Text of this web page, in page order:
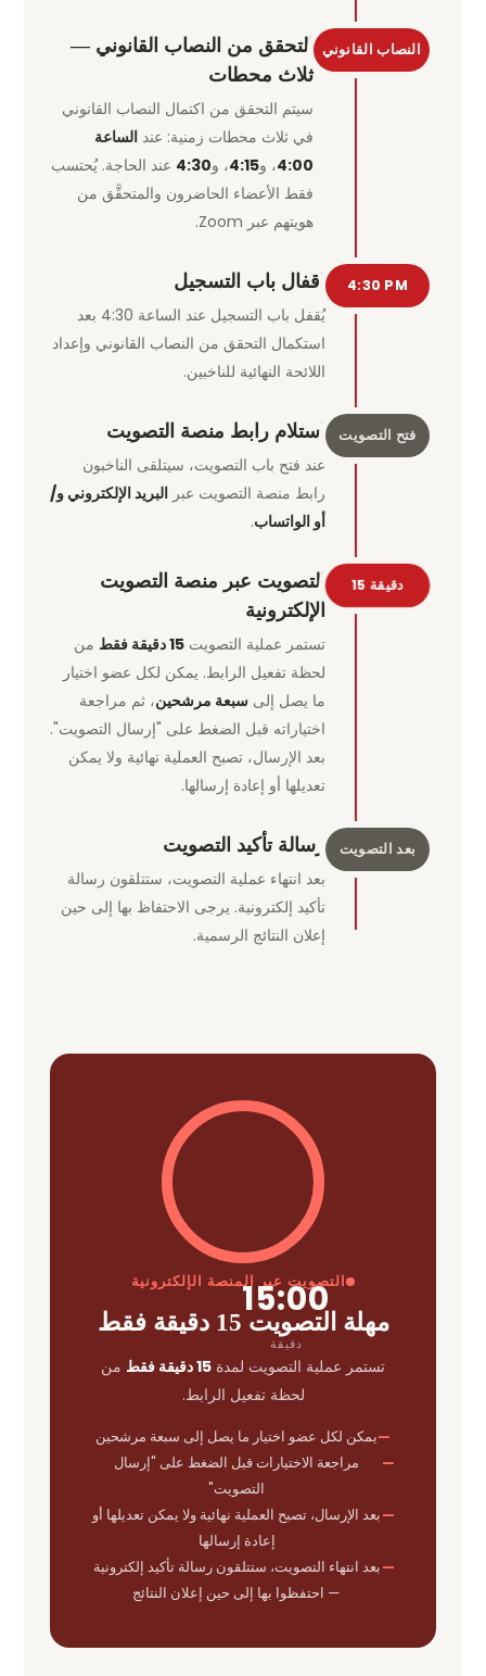
النصاب القانوني
التحقق من النصاب القانوني —
ثلاث محطات
سيتم التحقق من اكتمال النصاب القانوني
في ثلاث محطات زمنية: عندالساعة
4:00، و4:15، و4:30 عند الحاجة. يُحتسب
فقط الأعضاء الحاضرون والمتحقَّق من
هويتهم عبر Zoom.
4:30 PM
إقفال باب التسجيل
يُقفل باب التسجيل عند الساعة 4:30 بعد
استكمال التحقق من النصاب القانوني وإعداد
اللائحة النهائية للناخبين.
فتح التصويت
استلام رابط منصة التصويت
عند فتح باب التصويت، سيتلقى الناخبون
رابط منصة التصويت عبر البريد الإلكتروني و/
أو الواتساب.
15 دقيقة
التصويت عبر منصة التصويت
الإلكترونية
تستمر عملية التصويت 15 دقيقة فقط
من
لحظة تفعيل الرابط. يمكن لكل عضو اختيار
ما يصل إلى سبعة مرشحين، ثم مراجعة
اختياراته قبل الضغط على "إرسال التصويت".
بعد الإرسال، تصبح العملية نهائية ولا يمكن
تعديلها أو إعادة إرسالها.
بعد التصويت
رسالة تأكيد التصويت
بعد انتهاء عملية التصويت، ستتلقون رسالة
تأكيد إلكترونية. يرجى الاحتفاظ بها إلى حين
إعلان النتائج الرسمية.
15:00
دقيقة
التصويت عبر المنصة الإلكترونية
مهلة التصويت 15 دقيقة فقط
تستمر عملية التصويت لمدة 15 دقيقة فقط
من
لحظة تفعيل الرابط.
يمكن لكل عضو اختيار ما يصل إلى سبعة مرشحين
مراجعة الاختيارات قبل الضغط على "إرسال
التصويت"
بعد الإرسال، تصبح العملية نهائية ولا يمكن تعديلها أو
إعادة إرسالها
بعد انتهاء التصويت، ستتلقون رسالة تأكيد إلكترونية
— احتفظوا بها إلى حين إعلان النتائج